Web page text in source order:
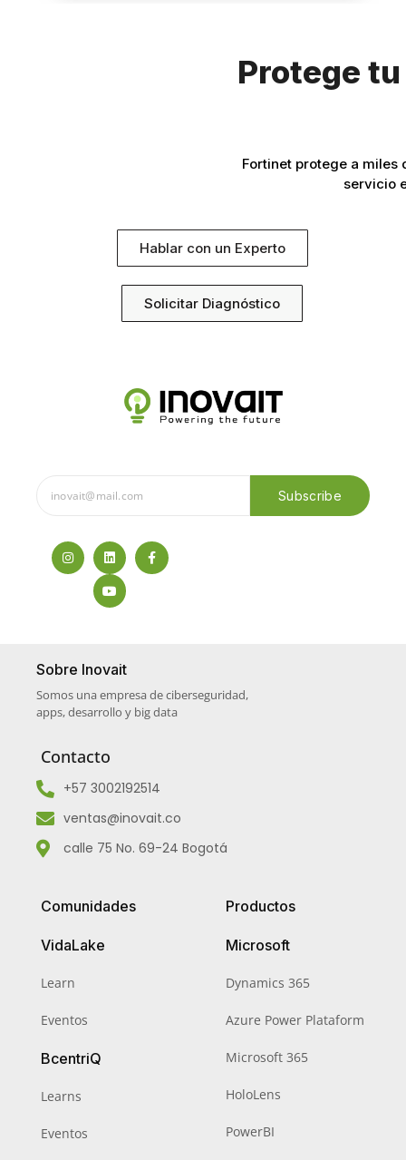
Protege
Fortinet protege a miles
servicio
Hablar con un Experto
Solicitar Diagnóstico
Subscribe
Sobre Inovait
Somos una empresa de ciberseguridad,
apps, desarrollo y big data
Contacto
+57 3002192514
ventas@inovait.co
calle 75 No. 69-24 Bogotá
Comunidades
VidaLake
Learn
Eventos
BcentriQ
Learns
Eventos
Productos
Microsoft
Dynamics 365
Azure Power Plataform
Microsoft 365
HoloLens
PowerBI